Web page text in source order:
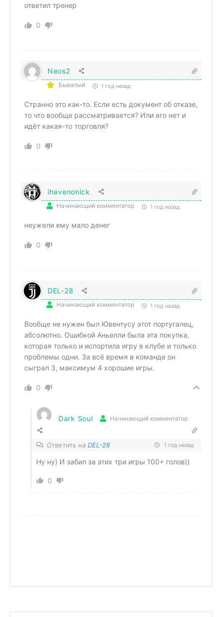
ответил тренер
0
Neos2
Бывалый 1 год назад
Странно это как-то. Если есть документ об отказе,
то что вообще рассматривается? Или его нет и
идёт какая-то торговля?
0
ihavenonick
Начинающий комментатор 1 год назад
неужели ему мало денег
0
DEL-28
Начинающий комментатор 1 год назад
Вообще не нужен был Ювентусу этот португалец,
абсолютно. Ошибкой Аньелли была эта покупка,
которая только и испортила игру в клубе и только
проблемы одни. За всё время в команде он
сыграл 3, максимум 4 хорошие игры.
0
Dark Soul Начинающий комментатор
Ответить на DEL-28 1 год назад
Ну ну) И забил за этих три игры 100+ голов))
0